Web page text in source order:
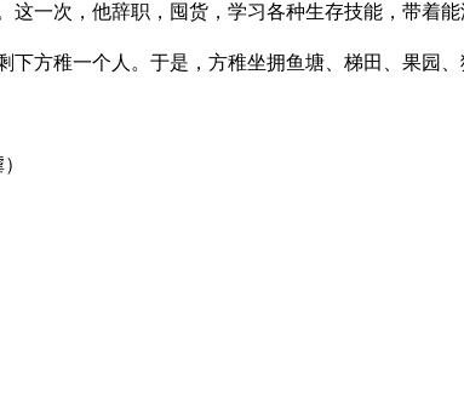
这一次，他辞职，囤货，学习各种生存技能，带着
下方稚一个人。于是，方稚坐拥鱼塘、梯田、果园